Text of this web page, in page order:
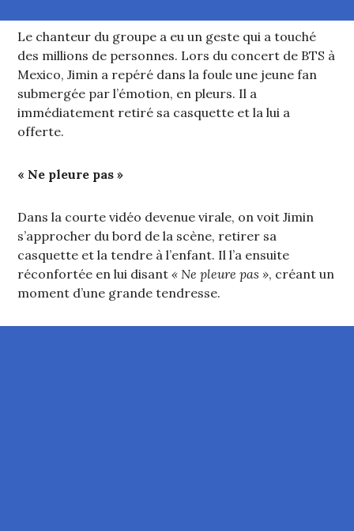
Le chanteur du groupe a eu un geste qui a touché
des millions de personnes. Lors du concert de BTS à
Mexico, Jimin a repéré dans la foule une jeune fan
submergée par l’émotion, en pleurs. Il a
immédiatement retiré sa casquette et la lui a
offerte.
« Ne pleure pas »
Dans la courte vidéo devenue virale, on voit Jimin
s’approcher du bord de la scène, retirer sa
casquette et la tendre à l’enfant. Il l’a ensuite
réconfortée en lui disant« Ne pleure pas », créant un
moment d’une grande tendresse.